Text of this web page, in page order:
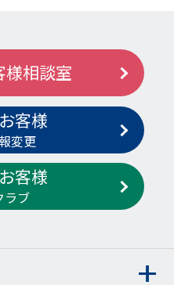
様相談室
客様
変更
客様
ラブ